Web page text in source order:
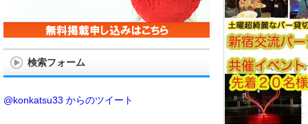
検索フォーム
@konkatsu33 からのツイート